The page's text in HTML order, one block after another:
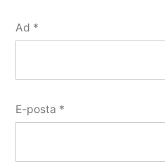
Ad *
E-posta *